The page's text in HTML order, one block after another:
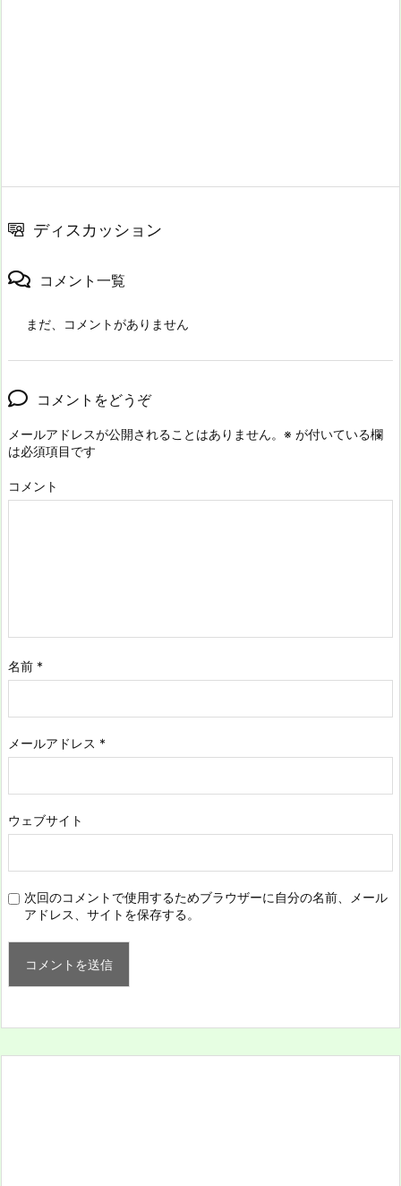
ディスカッション
コメント一覧
まだ、コメントがありません
コメントをどうぞ
メールアドレスが公開されることはありません。 ※ が付いている欄
は必須項目です
コメント
名前 *
メールアドレス *
ウェブサイト
次回のコメントで使用するためブラウザーに自分の名前、メール
アドレス、サイトを保存する。